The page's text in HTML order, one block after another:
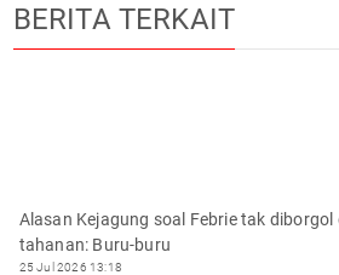
BERITA TERKAIT
Alasan Kejagung soal Febrie tak
tahanan: Buru-buru
25 Jul 2026 13:18